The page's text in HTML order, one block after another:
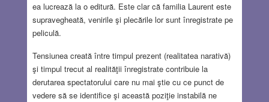
ea lucrează la o editură. Este clar că familia Laurent este
supravegheată, venirile şi plecările lor sunt înregistrate pe
peliculă.
Tensiunea creată între timpul prezent (realitatea narativă)
şi timpul trecut al realităţii înregistrate contribuie la
derutarea spectatorului care nu mai ştie cu ce punct de
vedere să se identifice şi această poziţie instabilă ne